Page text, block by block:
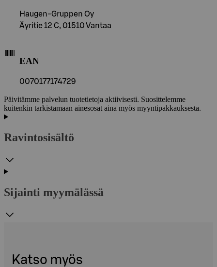
Haugen-Gruppen Oy
Äyritie 12 C, 01510 Vantaa
EAN
0070177174729
Päivitämme palvelun tuotetietoja aktiivisesti. Suosittelemme
kuitenkin tarkistamaan ainesosat aina myös myyntipakkauksesta.
Ravintosisältö
Sijainti myymälässä
Katso myös